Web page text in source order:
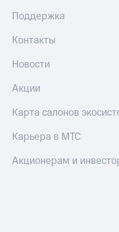
Поддержка
Контакты
Новости
Акции
Карта салонов
Карьера в МТС
Акционерам и